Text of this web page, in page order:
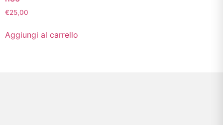
€25,00
Aggiungi al carrello